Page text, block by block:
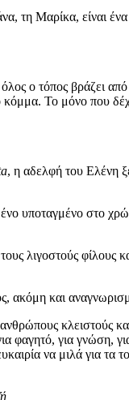
τη Μαρίκα, είναι
ο τόπος βράζει από
Το μόνο που
, η αδελφή του Ελένη
υποταγμένο στο
λιγοστούς φίλους
ακόμη και
κλειστούς
φαγητό, για γνώση,
να μιλά για τα